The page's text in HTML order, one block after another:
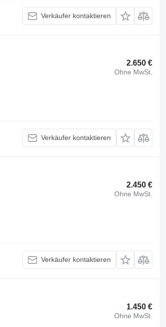
Verkäufer kontaktieren
2.650 €
Ohne MwSt.
Verkäufer kontaktieren
2.450 €
Ohne MwSt.
Verkäufer kontaktieren
1.450 €
Ohne MwSt.